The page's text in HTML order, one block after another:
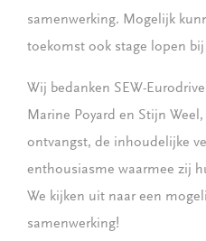
samenwerking. Mogelijk
toekomst ook stage lopen bij
Wij bedanken SEW-
Marine Poyard en Stijn
ontvangst, de inhoudelijke
enthousiasme waarmee zij
We kijken uit naar een
samenwerking!